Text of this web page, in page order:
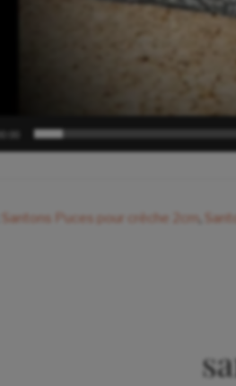
Santons Puces pour crèche 2cm